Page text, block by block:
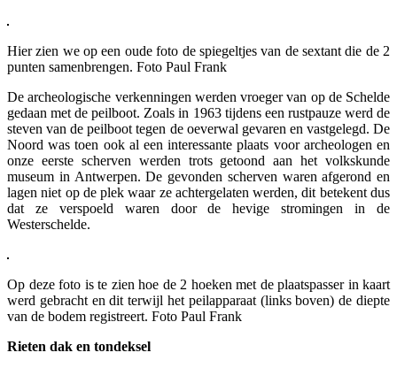
Hier zien we op een oude foto de spiegeltjes van de sextant die de 2
punten samenbrengen. Foto Paul Frank
De archeologische verkenningen werden vroeger van op de Schelde
gedaan met de peilboot. Zoals in 1963 tijdens een rustpauze werd de
steven van de peilboot tegen de oeverwal gevaren en vastgelegd. De
Noord was toen ook al een interessante plaats voor archeologen en
onze eerste scherven werden trots getoond aan het volkskunde
museum in Antwerpen. De gevonden scherven waren afgerond en
lagen niet op de plek waar ze achtergelaten werden, dit betekent dus
dat ze verspoeld waren door de hevige stromingen in de
Westerschelde.
Op deze foto is te zien hoe de 2 hoeken met de plaatspasser in kaart
werd gebracht en dit terwijl het peilapparaat (links boven) de diepte
van de bodem registreert. Foto Paul Frank
Rieten dak en tondeksel